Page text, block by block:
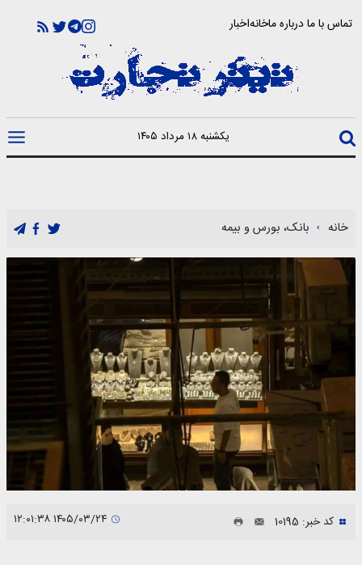
تماس با مادرباره ماخانهاخبار
یکشنبه ۱۸ مرداد ۱۴۰۵
خانه بانک، بورس و بیمه
کد خبر: 10195